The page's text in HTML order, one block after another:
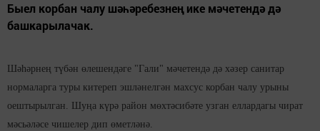
Быел корбан чалу шәһәребезнең ике мәчетендә дә
башкарылачак.
Шәһәрнең түбән өлешендәге "Гали" мәчетендә дә хәзер санитар
нормаларга туры китереп эшләнелгән махсус корбан чалу урыны
оештырылган. Шуңа күрә район мөхтәсибәте узган еллардагы чират
мәсьәләсе чишелер дип өметләнә.